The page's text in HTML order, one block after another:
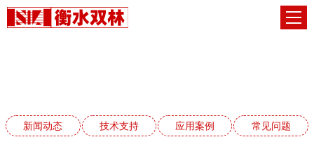
新闻动态 技术支持 应用案例 常见问题